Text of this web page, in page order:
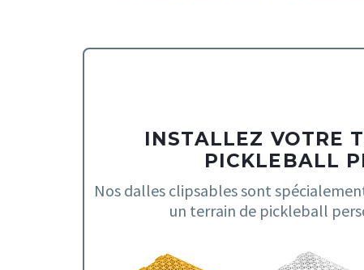
INSTALLEZ VOTRE
PICKLEBALL
Nos dalles clipsables sont
un terrain de pickleball